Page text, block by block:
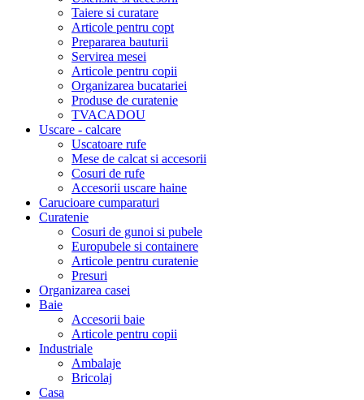
Taiere si curatare
Articole pentru copt
Prepararea bauturii
Servirea mesei
Articole pentru copii
Organizarea bucatariei
Produse de curatenie
TVACADOU
Uscare - calcare
Uscatoare rufe
Mese de calcat si accesorii
Cosuri de rufe
Accesorii uscare haine
Carucioare cumparaturi
Curatenie
Cosuri de gunoi si pubele
Europubele si containere
Articole pentru curatenie
Presuri
Organizarea casei
Baie
Accesorii baie
Articole pentru copii
Industriale
Ambalaje
Bricolaj
Casa